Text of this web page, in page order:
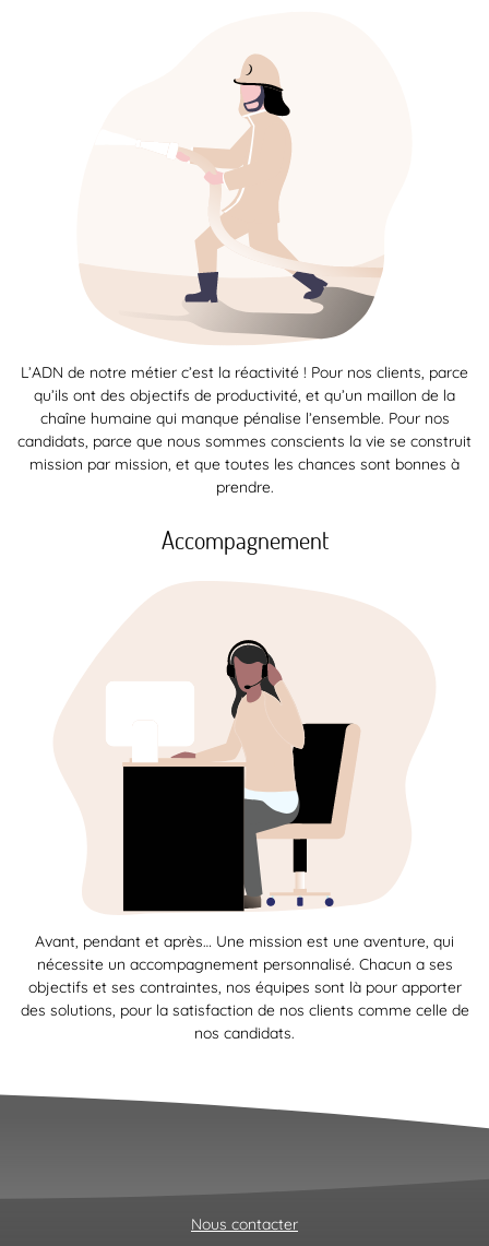
L’ADN de notre métier c’est la réactivité ! Pour nos clients, parce
qu’ils ont des objectifs de productivité, et qu’un maillon de la
chaîne humaine qui manque pénalise l’ensemble. Pour nos
candidats, parce que nous sommes conscients la vie se construit
mission par mission, et que toutes les chances sont bonnes à
prendre.
Accompagnement
Avant, pendant et après… Une mission est une aventure, qui
nécessite un accompagnement personnalisé. Chacun a ses
objectifs et ses contraintes, nos équipes sont là pour apporter
des solutions, pour la satisfaction de nos clients comme celle de
nos candidats.
Nous contacter